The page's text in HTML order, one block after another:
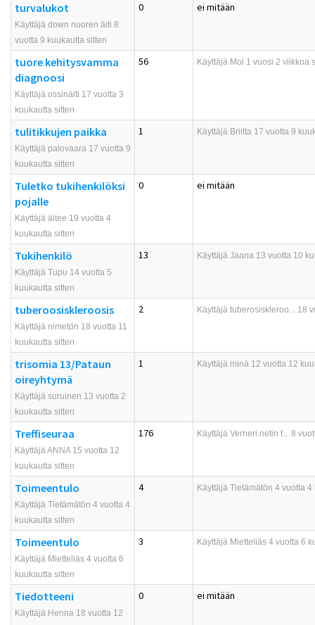
turvalukot
Käyttäjä down nuoren äiti 8
vuotta 9 kuukautta sitten
0 ei mitään
tuore kehitysvamma
diagnoosi
Käyttäjä ossinäiti 17 vuotta 3
kuukautta sitten
56 Käyttäjä Moi 1 vuosi 2 viikkoa
tulitikkujen paikka
Käyttäjä palovaara 17 vuotta 9
kuukautta sitten
1 Käyttäjä Briitta 17 vuotta 9
Tuletko tukihenkilöksi
pojalle
Käyttäjä äitee 19 vuotta 4
kuukautta sitten
0 ei mitään
Tukihenkilö
Käyttäjä Tupu 14 vuotta 5
kuukautta sitten
13 Käyttäjä Jaana 13 vuotta 10
tuberoosiskleroosis
Käyttäjä nimetön 18 vuotta 11
kuukautta sitten
2 Käyttäjä tuberosiskleroo... 18
trisomia 13/Pataun
oireyhtymä
Käyttäjä suruinen 13 vuotta 2
kuukautta sitten
1 Käyttäjä minä 12 vuotta 12
Treffiseuraa
Käyttäjä ANNA 15 vuotta 12
kuukautta sitten
176 Käyttäjä Verneri.netin t... 8
Toimeentulo
Käyttäjä Tietämätön 4 vuotta 4
kuukautta sitten
4 Käyttäjä Tietämätön 4 vuotta 4
Toimeentulo
Käyttäjä Mietteliäs 4 vuotta 6
kuukautta sitten
3 Käyttäjä Mietteliäs 4 vuotta 6
Tiedotteeni
Käyttäjä Henna 18 vuotta 12
0 ei mitään